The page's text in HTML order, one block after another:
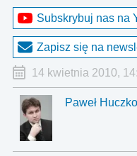
Subskrybuj nas na
Zapisz się na
14 kwietnia 2010,
Paweł Huczko